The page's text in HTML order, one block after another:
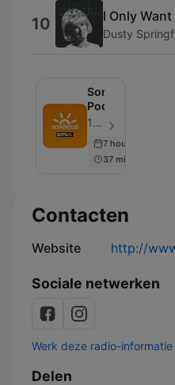
10 I Only
Dusty
Somertijd
Podcast
100% NL - Aflevering 103
7 hours ago
37 min
Contacten
Website http://
Sociale netwerken
Werk deze radio-informatie
Delen